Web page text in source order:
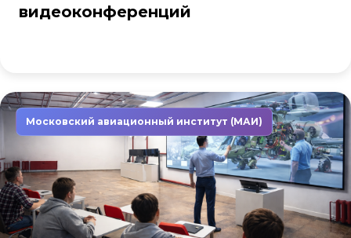
видеоконференций
Московский авиационный институт (МАИ)